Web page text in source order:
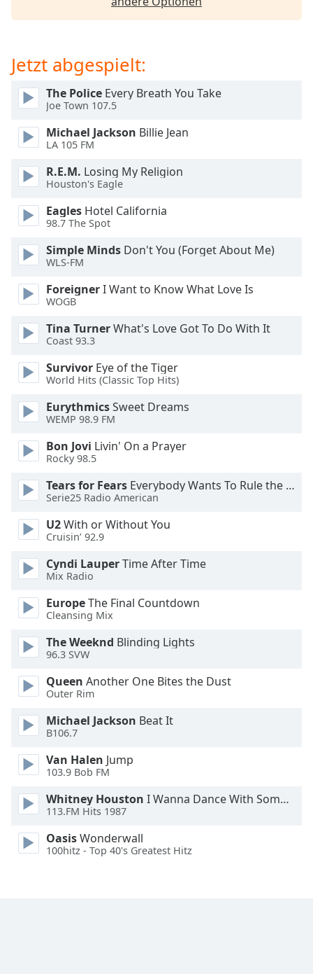
Escape
will
cancel
and
close
Text
Color
Opacity
Text
Background
Background
Color
Opacity
Font
Size
Text
Edge
Style
Font
Dialog
End
dialog
Jetzt abgespielt:
The Police Every Breath You Take
Joe Town 107.5
Michael Jackson Billie Jean
LA 105 FM
R.E.M. Losing My Religion
Houston's Eagle
Eagles Hotel California
98.7 The Spot
Simple Minds Don't You (Forget About Me)
WLS-FM
ForeignerI Want to Know What Love Is
WOGB
Tina TurnerWhat's Love Got To Do With It
Coast 93.3
Survivor Eye of the Tiger
World Hits (Classic Top Hits)
EurythmicsSweet Dreams
WEMP 98.9 FM
Bon Jovi Livin' On a Prayer
Rocky 98.5
Tears for Fears Everybody Wants To Rule the World
Serie25 Radio American
U2With or Without You
Cruisin’ 92.9
Cyndi LauperTime After Time
Mix Radio
EuropeThe Final Countdown
Cleansing Mix
The Weeknd Blinding Lights
96.3 SVW
Queen Another One Bites the Dust
Outer Rim
Michael Jackson Beat It
B106.7
Van Halen Jump
103.9 Bob FM
Whitney Houston I Wanna Dance With Somebody
113.FM Hits 1987
OasisWonderwall
100hitz - Top 40's Greatest Hitz